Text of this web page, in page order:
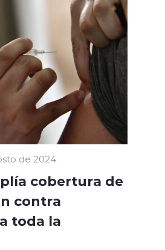
de 2024
cobertura de
contra
toda la